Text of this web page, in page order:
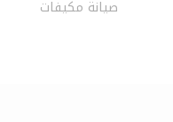
صيانة مكيفات